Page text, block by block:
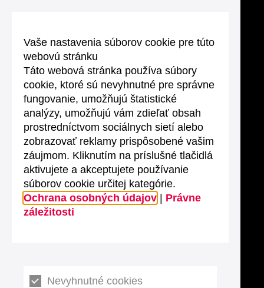
Vaše nastavenia súborov cookie pre túto
webovú stránku
Táto webová stránka používa súbory
cookie, ktoré sú nevyhnutné pre správne
fungovanie, umožňujú štatistické
analýzy, umožňujú vám zdieľať obsah
prostredníctvom sociálnych sietí alebo
zobrazovať reklamy prispôsobené vašim
záujmom. Kliknutím na príslušné tlačidlá
aktivujete a akceptujete používanie
súborov cookie určitej kategórie.
Ochrana osobných údajov
Právne
záležitosti
Nevyhnutné cookies